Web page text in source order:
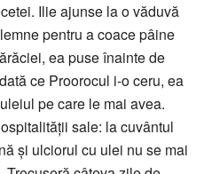
Ilie ajunse la o văduvă
pentru a coace pâine
ea puse înainte de
ce Proorocul i-o ceru, ea
pe care le mai avea.
sale: la cuvântul
și ulciorul cu ulei nu se mai